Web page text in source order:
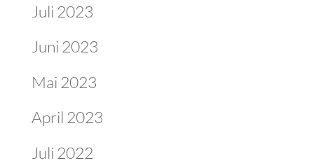
Juli 2023
Juni 2023
Mai 2023
April 2023
Juli 2022